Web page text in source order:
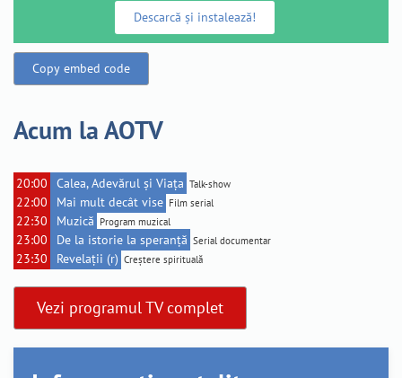
Descarcă și instalează!
Copy embed code
Acum la AOTV
20:00 Calea, Adevărul și Viața Talk-show
22:00 Mai mult decât vise Film serial
22:30 Muzică Program muzical
23:00 De la istorie la speranță Serial documentar
23:30 Revelații (r) Creștere spirituală
Vezi programul TV complet